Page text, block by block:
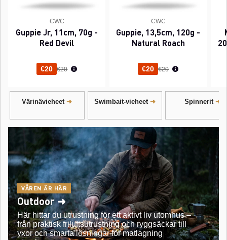
CWC
Guppie Jr, 11cm, 70g -
Red Devil
€20 Normaali hinta
€20
CWC
Guppie, 13,5cm, 120g -
Natural Roach
€20 Normaali hinta
€20
Värinävieheet Swimbait-vieheet Spinnerit
VÅREN ÄR HÄR
Outdoor ➜
Här hittar du utrustning för ett aktivt liv utomhus –
från praktisk friluftsutrustning och ryggsäckar till
yxor och smarta lösningar för matlagning